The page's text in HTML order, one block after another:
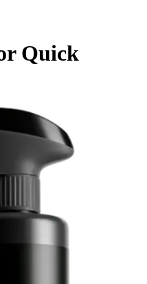
Quick